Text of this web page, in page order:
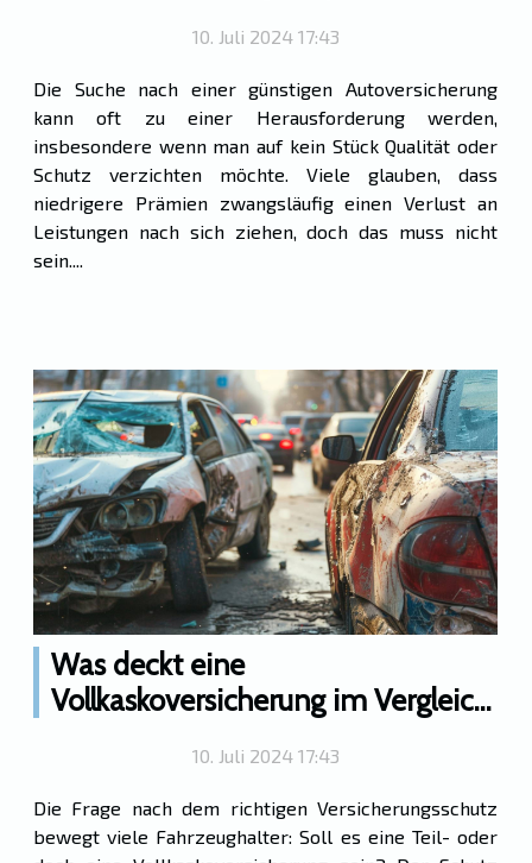
10. Juli 2024 17:43
Die Suche nach einer günstigen Autoversicherung
kann oft zu einer Herausforderung werden,
insbesondere wenn man auf kein Stück Qualität oder
Schutz verzichten möchte. Viele glauben, dass
niedrigere Prämien zwangsläufig einen Verlust an
Leistungen nach sich ziehen, doch das muss nicht
sein....
Was deckt eine
Vollkaskoversicherung im Vergleich
10. Juli 2024 17:43
Die Frage nach dem richtigen Versicherungsschutz
bewegt viele Fahrzeughalter: Soll es eine Teil- oder